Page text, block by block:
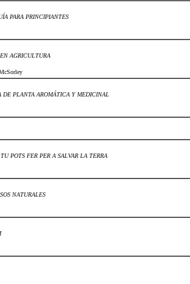
PARA PRINCIPIANTES
AGRICULTURA
DE PLANTA AROMÁTICA Y MEDICINAL
POTS FER PER A SALVAR LA TERRA
NATURALES